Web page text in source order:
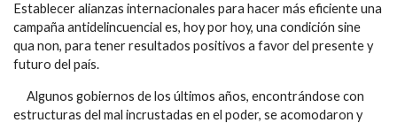
Establecer alianzas internacionales para hacer más eficiente una
campaña antidelincuencial es, hoy por hoy, una condición sine
qua non, para tener resultados positivos a favor del presente y
futuro del país.
Algunos gobiernos de los últimos años, encontrándose con
estructuras del mal incrustadas en el poder, se acomodaron y